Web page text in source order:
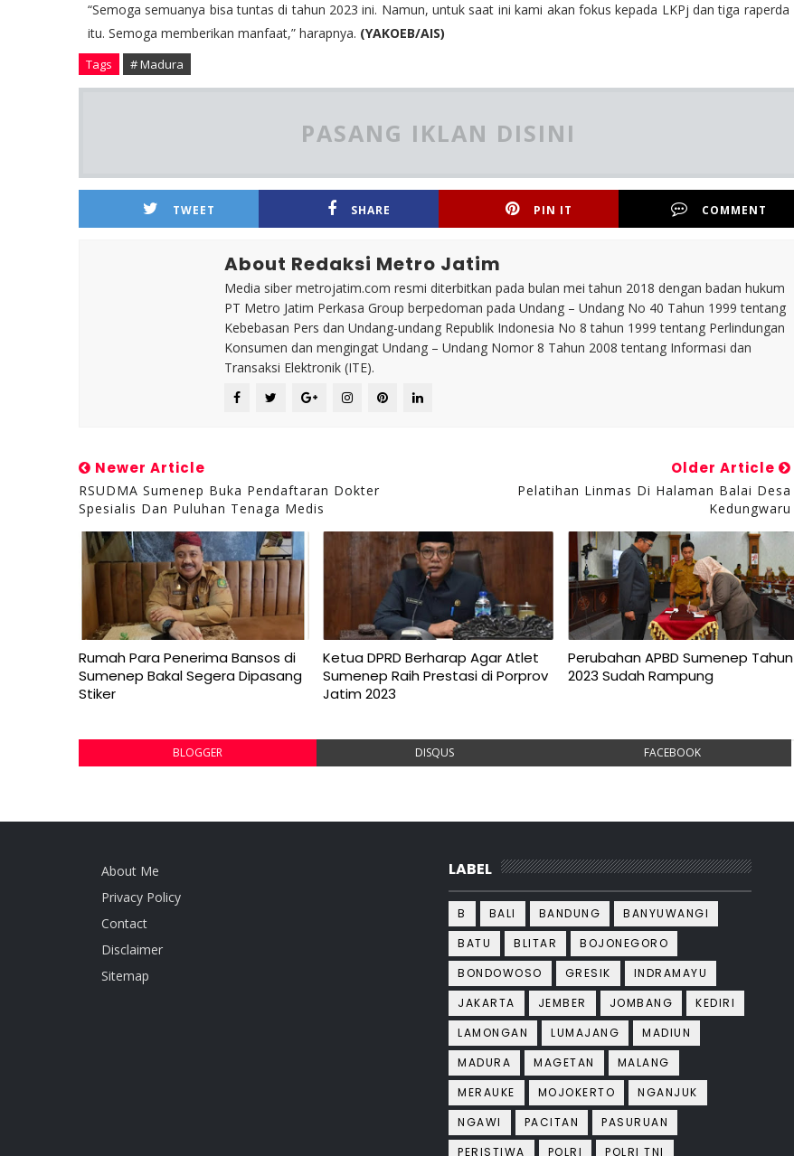
“Semoga semuanya bisa tuntas di tahun 2023 ini. Namun, untuk saat ini kami akan fokus kepada LKPj dan tiga raperda
itu. Semoga memberikan manfaat,” harapnya. (YAKOEB/AIS)
Tags # Madura
PASANG IKLAN DISINI
TWEET SHARE PIN IT COMMENT
About Redaksi Metro Jatim
Media siber metrojatim.com resmi diterbitkan pada bulan mei tahun 2018 dengan badan hukum
PT Metro Jatim Perkasa Group berpedoman pada Undang – Undang No 40 Tahun 1999 tentang
Kebebasan Pers dan Undang-undang Republik Indonesia No 8 tahun 1999 tentang Perlindungan
Konsumen dan mengingat Undang – Undang Nomor 8 Tahun 2008 tentang Informasi dan
Transaksi Elektronik (ITE).
Newer Article
RSUDMA Sumenep Buka Pendaftaran Dokter
Spesialis Dan Puluhan Tenaga Medis
Older Article
Pelatihan Linmas Di Halaman Balai Desa
Kedungwaru
Rumah Para Penerima Bansos di
Sumenep Bakal Segera Dipasang
Stiker
Ketua DPRD Berharap Agar Atlet
Sumenep Raih Prestasi di Porprov
Jatim 2023
Perubahan APBD Sumenep Tahun
2023 Sudah Rampung
BLOGGER DISQUS FACEBOOK
About Me
Privacy Policy
Contact
Disclaimer
Sitemap
LABEL
B BALI BANDUNG
BANYUWANGI
BATU
BLITAR
BOJONEGORO
BONDOWOSO
GRESIK
INDRAMAYU
JAKARTA
JEMBER JOMBANG
KEDIRI
LAMONGAN
LUMAJANG
MADIUN
MADURA
MAGETAN
MALANG
MERAUKE
MOJOKERTO
NGANJUK
NGAWI
PACITAN
PASURUAN
PERISTIWA
POLRI POLRI TNI